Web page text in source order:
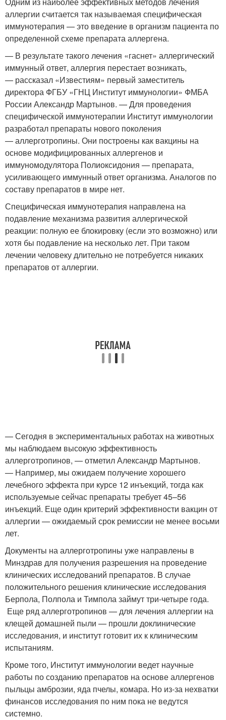
аллергии считается так называемая специфическая
иммунотерапия — это введение в организм пациента по
определенной схеме препарата аллергена.
— В результате такого лечения «гаснет» аллергический
иммунный ответ, аллергия перестает возникать,
— рассказал «Известиям» первый заместитель
директора ФГБУ «ГНЦ Институт иммунологии» ФМБА
России Александр Мартынов. — Для проведения
специфической иммунотерапии Институт иммунологии
разработал препараты нового поколения
— аллерготропины. Они построены как вакцины на
основе модифицированных аллергенов и
иммуномодулятора Полиоксидония — препарата,
усиливающего иммунный ответ организма. Аналогов по
составу препаратов в мире нет.
Специфическая иммунотерапия направлена на
подавление механизма развития аллергической
реакции: полную ее блокировку (если это возможно) или
хотя бы подавление на несколько лет. При таком
лечении человеку длительно не потребуется никаких
препаратов от аллергии.
— Сегодня в экспериментальных работах на животных
мы наблюдаем высокую эффективность
аллерготропинов, — отметил Александр Мартынов.
— Например, мы ожидаем получение хорошего
лечебного эффекта при курсе 12 инъекций, тогда как
используемые сейчас препараты требует 45–56
инъекций. Еще один критерий эффективности вакцин от
аллергии — ожидаемый срок ремиссии не менее восьми
лет.
Документы на аллерготропины уже направлены в
Минздрав для получения разрешения на проведение
клинических исследований препаратов. В случае
положительного решения клинические исследования
Берпола, Полпола и Тимпола займут три-четыре года.
Еще ряд аллерготропинов — для лечения аллергии на
клещей домашней пыли — прошли доклинические
исследования, и институт готовит их к клиническим
испытаниям.
Кроме того, Институт иммунологии ведет научные
работы по созданию препаратов на основе аллергенов
пыльцы амброзии, яда пчелы, комара. Но из-за нехватки
финансов исследования по ним пока не ведутся
системно.